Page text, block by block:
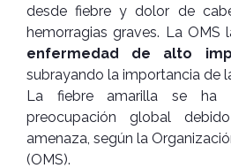
desde fiebre y dolor de
hemorragias graves. La OMS
enfermedad de alto
subrayando la importancia de
La fiebre amarilla se ha
preocupación global
amenaza, según la
(OMS).